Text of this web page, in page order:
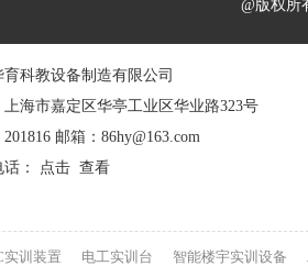
@版权
育科教设备制造有限公司
上海市嘉定区华亭工业区华业路323号
邮箱：86hy@163.com
话： 点击 查看
实训装置 电工实训台 智能楼宇实训设备